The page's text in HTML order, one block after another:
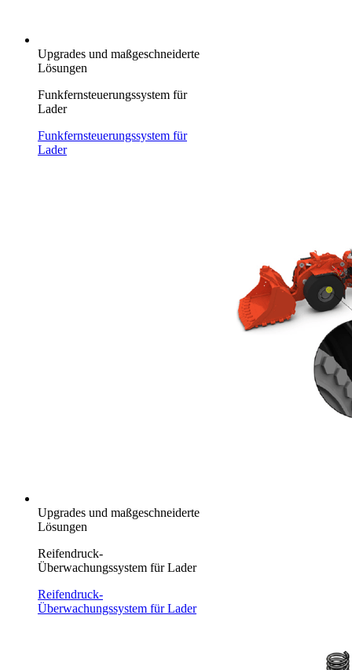
Upgrades und maßgeschneiderte
Lösungen
Funkfernsteuerungssystem für
Lader
Funkfernsteuerungssystem für
Lader
Upgrades und maßgeschneiderte
Lösungen
Reifendruck-
Überwachungssystem für Lader
Reifendruck-
Überwachungssystem für Lader